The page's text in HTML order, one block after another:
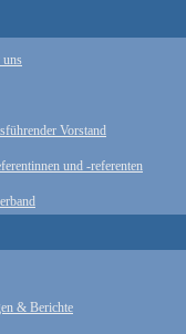
Vorstand
und -referenten
& Berichte